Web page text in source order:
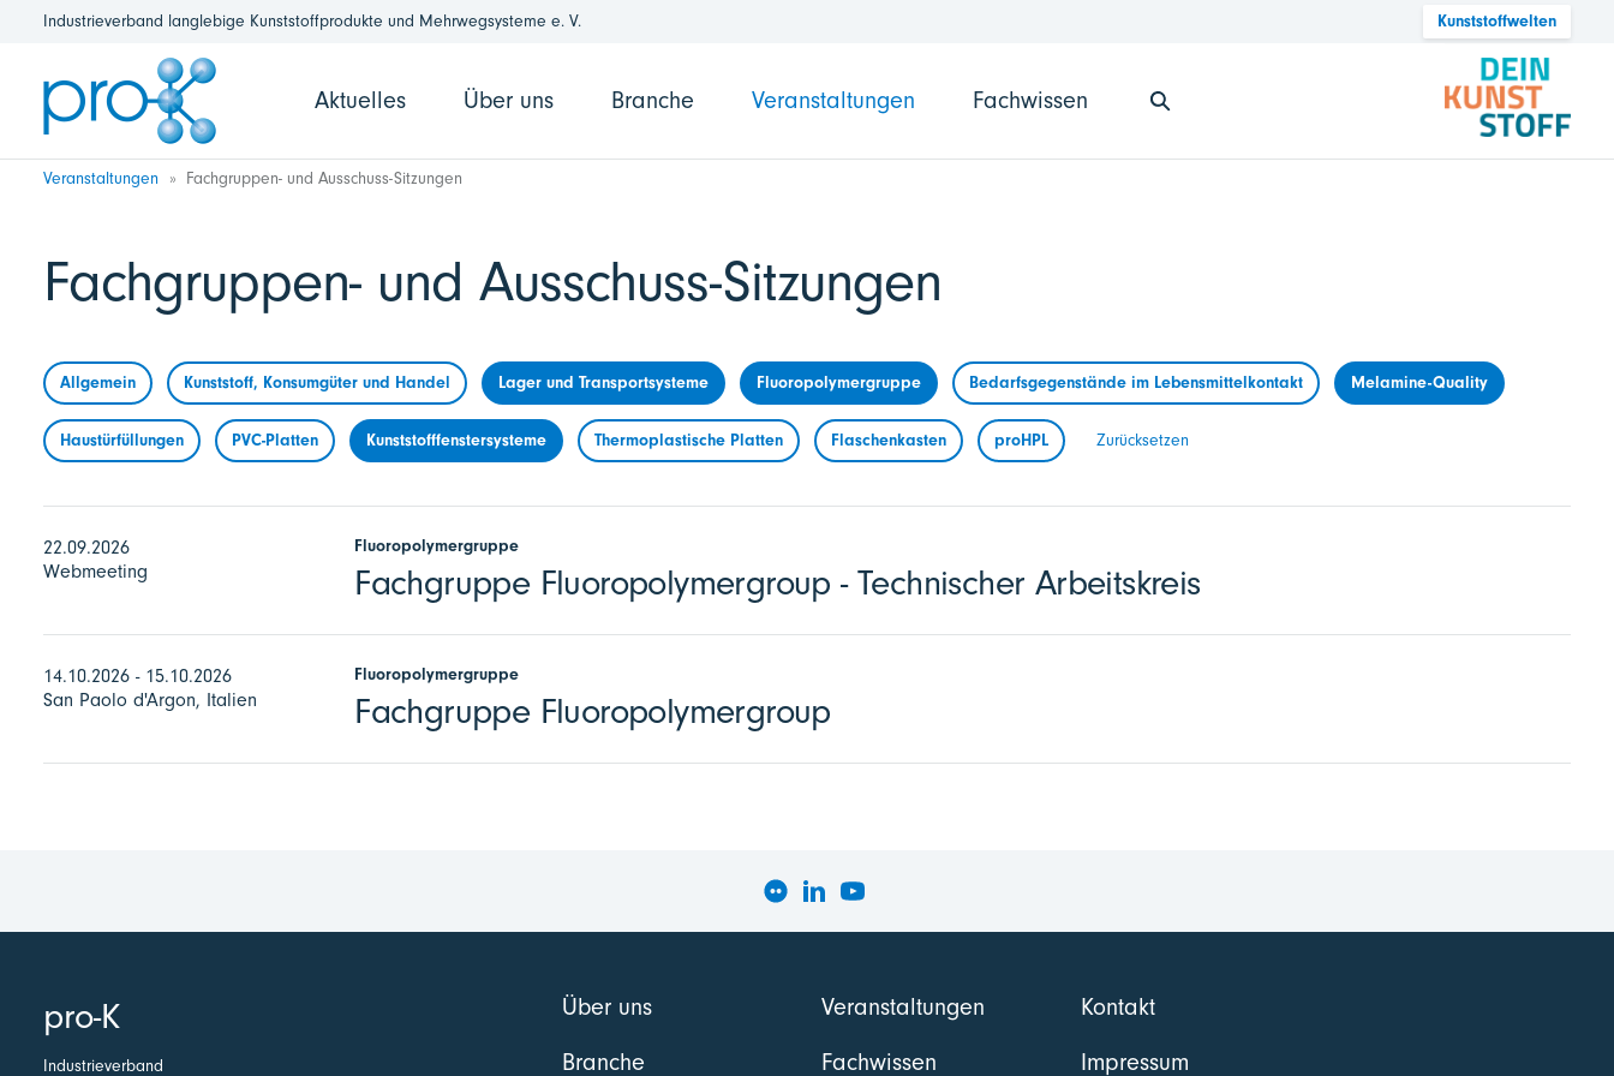
Industrieverband langlebige Kunststoffprodukte und Mehrwegsysteme e. V. Kunststoffwelten
Aktuelles Über uns Branche Veranstaltungen Fachwissen
Veranstaltungen Fachgruppen- und Ausschuss-Sitzungen
Fachgruppen- und Ausschuss-Sitzungen
Allgemein Kunststoff, Konsumgüter und Handel Lager und Transportsysteme Fluoropolymergruppe Bedarfsgegenstände im Lebensmittelkontakt Melamine-Quality
Haustürfüllungen PVC-Platten Kunststofffenstersysteme Thermoplastische Platten Flaschenkasten proHPL Zurücksetzen
22.09.2026
Webmeeting
Fluoropolymergruppe
Fachgruppe Fluoropolymergroup - Technischer Arbeitskreis
14.10.2026 - 15.10.2026
San Paolo d'Argon, Italien
Fluoropolymergruppe
Fachgruppe Fluoropolymergroup
pro-K
Industrieverband
Über uns
Branche
Veranstaltungen
Fachwissen
Kontakt
Impressum